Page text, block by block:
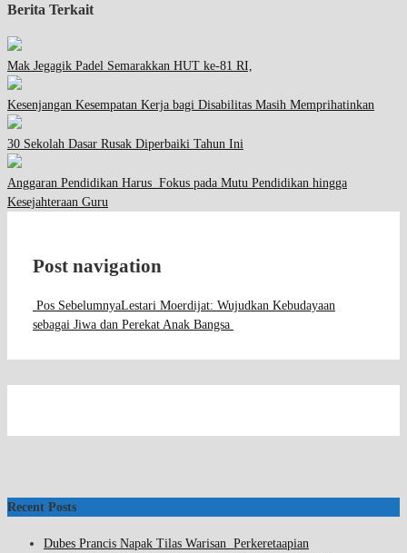
Berita Terkait
Mak Jegagik Padel Semarakkan HUT ke-81 RI,
Kesenjangan Kesempatan Kerja bagi Disabilitas Masih Memprihatinkan
30 Sekolah Dasar Rusak Diperbaiki Tahun Ini
Anggaran Pendidikan Harus Fokus pada Mutu Pendidikan hingga
Kesejahteraan Guru
Post navigation
Pos SebelumnyaLestari Moerdijat: Wujudkan Kebudayaan
sebagai Jiwa dan Perekat Anak Bangsa
Recent Posts
Dubes Prancis Napak Tilas Warisan Perkeretaapian